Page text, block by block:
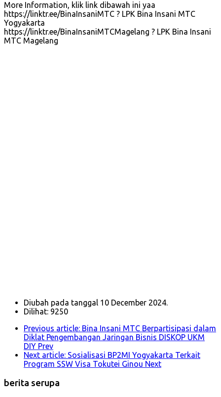
More Information, klik link dibawah ini yaa
https://linktr.ee/BinaInsaniMTC ? LPK Bina Insani MTC
Yogyakarta
https://linktr.ee/BinaInsaniMTCMagelang ? LPK Bina Insani
MTC Magelang
Diubah pada tanggal 10 December 2024.
Dilihat: 9250
Previous article: Bina Insani MTC Berpartisipasi dalam
Diklat Pengembangan Jaringan Bisnis DISKOP UKM
DIY Prev
Next article: Sosialisasi BP2MI Yogyakarta Terkait
Program SSW Visa Tokutei Ginou Next
berita serupa